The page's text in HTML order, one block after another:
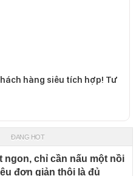
hàng siêu tích hợp! Tư
ĐANG HOT
ngon, chỉ cần nấu một nồi
đơn giản thôi là đủ